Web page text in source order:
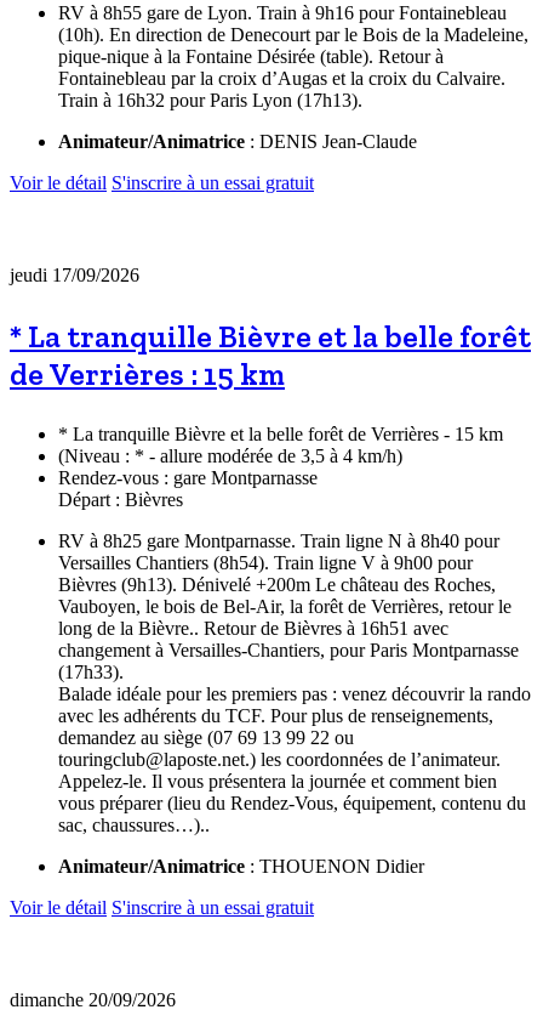
RV à 8h55 gare de Lyon. Train à 9h16 pour Fontainebleau
(10h). En direction de Denecourt par le Bois de la Madeleine,
pique-nique à la Fontaine Désirée (table). Retour à
Fontainebleau par la croix d’Augas et la croix du Calvaire.
Train à 16h32 pour Paris Lyon (17h13).
Animateur/Animatrice : DENIS Jean-Claude
Voir le détail S'inscrire à un essai gratuit
jeudi 17/09/2026
* La tranquille Bièvre et la belle forêt
de Verrières : 15 km
* La tranquille Bièvre et la belle forêt de Verrières - 15 km
(Niveau : * - allure modérée de 3,5 à 4 km/h)
Rendez-vous : gare Montparnasse
Départ : Bièvres
RV à 8h25 gare Montparnasse. Train ligne N à 8h40 pour
Versailles Chantiers (8h54). Train ligne V à 9h00 pour
Bièvres (9h13). Dénivelé +200m Le château des Roches,
Vauboyen, le bois de Bel-Air, la forêt de Verrières, retour le
long de la Bièvre.. Retour de Bièvres à 16h51 avec
changement à Versailles-Chantiers, pour Paris Montparnasse
(17h33).
Balade idéale pour les premiers pas : venez découvrir la rando
avec les adhérents du TCF. Pour plus de renseignements,
demandez au siège (07 69 13 99 22 ou
touringclub@laposte.net.) les coordonnées de l’animateur.
Appelez-le. Il vous présentera la journée et comment bien
vous préparer (lieu du Rendez-Vous, équipement, contenu du
sac, chaussures…)..
Animateur/Animatrice : THOUENON Didier
Voir le détail S'inscrire à un essai gratuit
dimanche 20/09/2026